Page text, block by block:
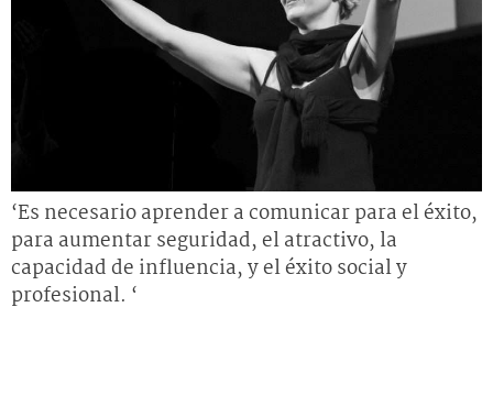
‘Es necesario aprender a comunicar para el éxito,
para aumentar seguridad, el atractivo, la
capacidad de influencia, y el éxito social y
profesional. ‘